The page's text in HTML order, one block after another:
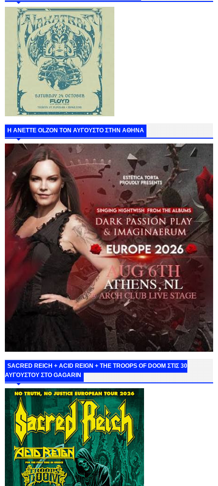
Η ANETTE OLZON ΤΟΝ ΑΥΓΟΥΣΤΟ ΣΤΗΝ ΑΘΗΝΑ
SACRED REICH + ACID REIGN + THE TROOPS OF DOOM ΣΤΙΣ 30
ΑΥΓΟΥΣΤΟΥ ΣΤΟ GAGARIN